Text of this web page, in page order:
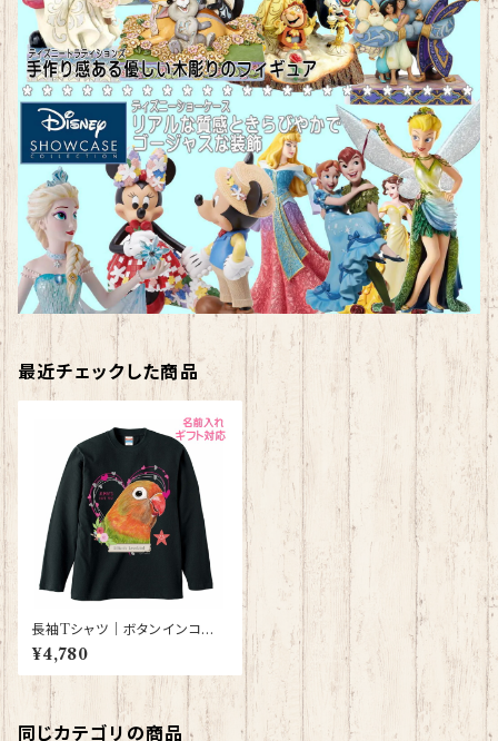
最近チェックした商品
長袖Tシャツ｜ボタンインコ
（黒）【型番 LT-128】KYAPIAr
t きゃぴあーと
¥4,780
同じカテゴリの商品